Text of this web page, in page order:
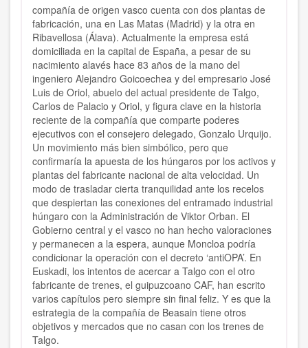
compañía de origen vasco cuenta con dos plantas de
fabricación, una en Las Matas (Madrid) y la otra en
Ribavellosa (Álava). Actualmente la empresa está
domiciliada en la capital de España, a pesar de su
nacimiento alavés hace 83 años de la mano del
ingeniero Alejandro Goicoechea y del empresario José
Luis de Oriol, abuelo del actual presidente de Talgo,
Carlos de Palacio y Oriol, y figura clave en la historia
reciente de la compañía que comparte poderes
ejecutivos con el consejero delegado, Gonzalo Urquijo.
Un movimiento más bien simbólico, pero que
confirmaría la apuesta de los húngaros por los activos y
plantas del fabricante nacional de alta velocidad. Un
modo de trasladar cierta tranquilidad ante los recelos
que despiertan las conexiones del entramado industrial
húngaro con la Administración de Viktor Orban. El
Gobierno central y el vasco no han hecho valoraciones
y permanecen a la espera, aunque Moncloa podría
condicionar la operación con el decreto ‘antiOPA’. En
Euskadi, los intentos de acercar a Talgo con el otro
fabricante de trenes, el guipuzcoano CAF, han escrito
varios capítulos pero siempre sin final feliz. Y es que la
estrategia de la compañía de Beasain tiene otros
objetivos y mercados que no casan con los trenes de
Talgo.